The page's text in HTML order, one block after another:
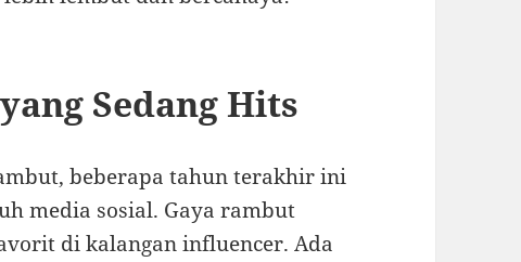
Sedang Hits
beberapa tahun terakhir ini
media sosial. Gaya rambut
di kalangan influencer. Ada